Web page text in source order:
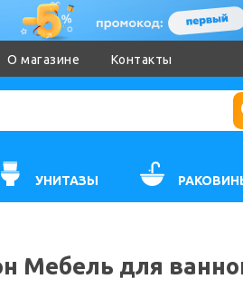
О магазине Контакты
УНИТАЗЫ
Мебель для